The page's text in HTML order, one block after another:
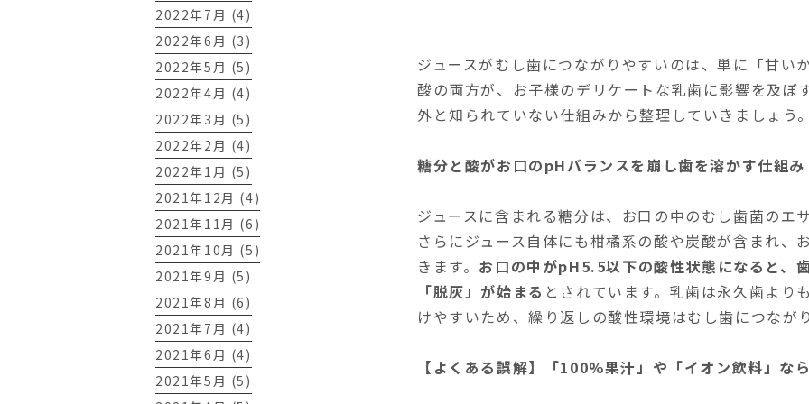
ジュースがむし歯につながりやすいのは、単に「甘い
酸の両方が、お子様のデリケートな乳歯に影響を及ぼ
外と知られていない仕組みから整理していきましょう
糖分と酸がお口のpHバランスを崩し歯を溶かす仕組み
ジュースに含まれる糖分は、お口の中のむし歯菌のエ
さらにジュース自体にも柑橘系の酸や炭酸が含まれ、
きます。 お口の中がpH5.5以下の酸性状態になると、
「脱灰」が始まる とされています。乳歯は永久歯より
けやすいため、繰り返しの酸性環境はむし歯につなが
【よくある誤解】「100%果汁」や「イオン飲料」な
2022年7月 (4)
2022年6月 (3)
2022年5月 (5)
2022年4月 (4)
2022年3月 (5)
2022年2月 (4)
2022年1月 (5)
2021年12月 (4)
2021年11月 (6)
2021年10月 (5)
2021年9月 (5)
2021年8月 (6)
2021年7月 (4)
2021年6月 (4)
2021年5月 (5)